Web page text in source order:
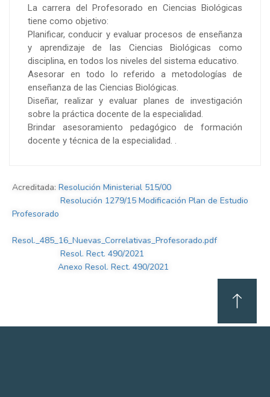
La carrera del Profesorado en Ciencias Biológicas
tiene como objetivo:
Planificar, conducir y evaluar procesos de enseñanza
y aprendizaje de las Ciencias Biológicas como
disciplina, en todos los niveles del sistema educativo.
Asesorar en todo lo referido a metodologías de
enseñanza de las Ciencias Biológicas.
Diseñar, realizar y evaluar planes de investigación
sobre la práctica docente de la especialidad.
Brindar asesoramiento pedagógico de formación
docente y técnica de la especialidad. .
Acreditada: Resolución Ministerial 515/00
Resolución 1279/15 Modificación Plan de Estudio
Profesorado
Resol._485_16_Nuevas_Correlativas_Profesorado.pdf
Resol. Rect. 490/2021
Anexo Resol. Rect. 490/2021